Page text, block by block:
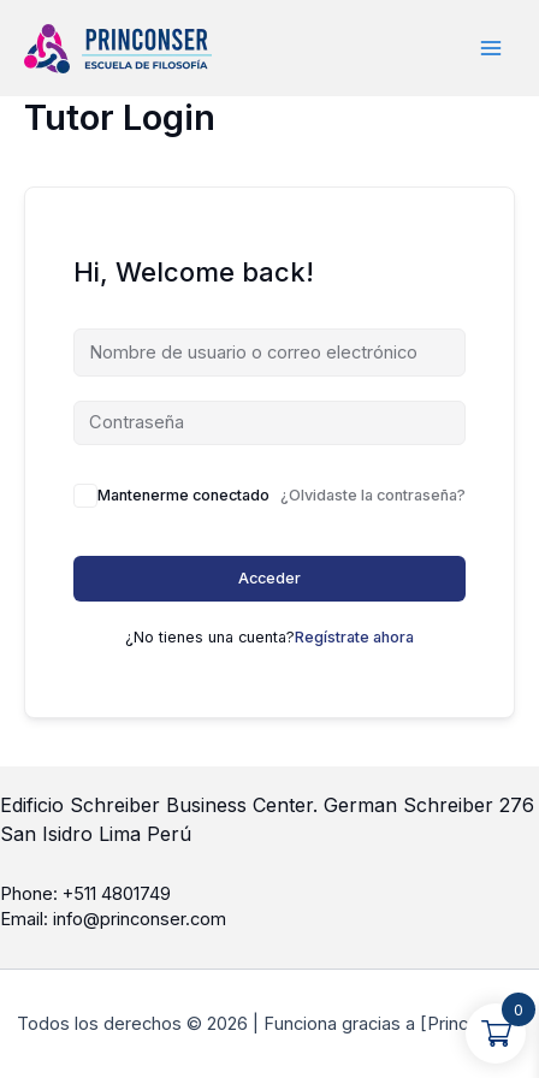
contenido
Tutor Login
Hi, Welcome back!
Mantenerme conectado ¿Olvidaste la contraseña?
Acceder
¿No tienes una cuenta?Regístrate ahora
Edificio Schreiber Business Center. German Schreiber 276
San Isidro Lima Perú
Phone: +511 4801749
Email: info@princonser.com
Todos los derechos © 2026 | Funciona gracias a [Princonser]
0